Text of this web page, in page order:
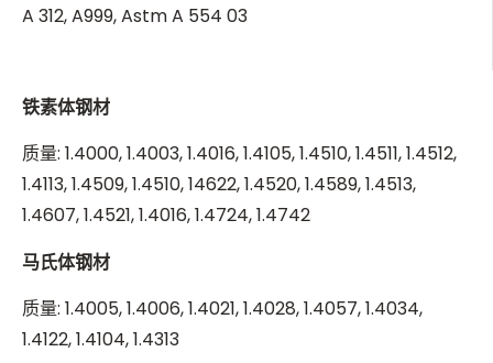
A 312, A999, Astm A 554 03
铁素体钢材
质量: 1.4000, 1.4003, 1.4016, 1.4105, 1.4510, 1.4511, 1.4512,
1.4113, 1.4509, 1.4510, 14622, 1.4520, 1.4589, 1.4513,
1.4607, 1.4521, 1.4016, 1.4724, 1.4742
马氏体钢材
质量: 1.4005, 1.4006, 1.4021, 1.4028, 1.4057, 1.4034,
1.4122, 1.4104, 1.4313